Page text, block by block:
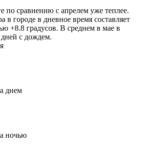
по сравнению с апрелем уже теплее.
в городе в дневное время составляет
+8.8 градусов. В среднем в мае в
дней с дождем.
днем
ночью